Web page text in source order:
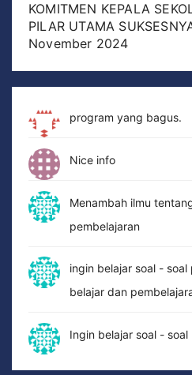
KOMITMEN KEPALA
PILAR UTAMA
November 2024
program yang bagus.
Nice info
Menambah ilmu
pembelajaran
ingin belajar soal -
belajar dan
Ingin belajar soal -